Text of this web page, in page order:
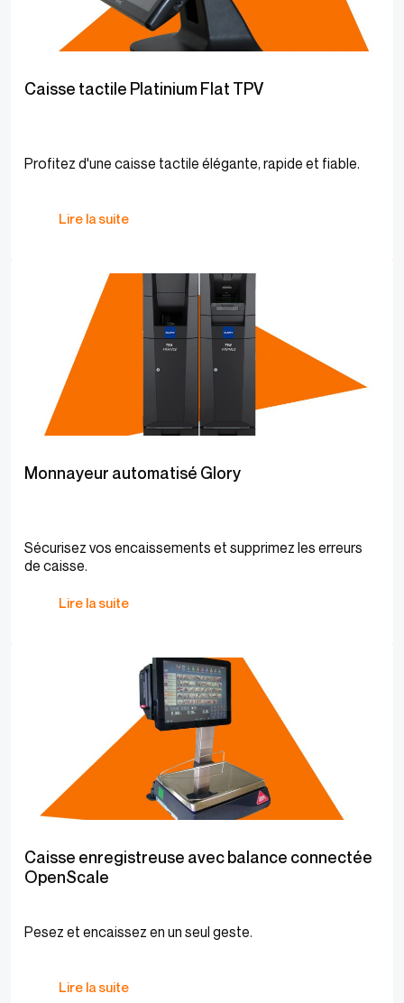
Caisse tactile Platinium Flat TPV
Profitez d'une caisse tactile élégante, rapide et fiable.
Lire la suite
Monnayeur automatisé Glory
Sécurisez vos encaissements et supprimez les erreurs
de caisse.
Lire la suite
Caisse enregistreuse avec balance connectée
OpenScale
Pesez et encaissez en un seul geste.
Lire la suite